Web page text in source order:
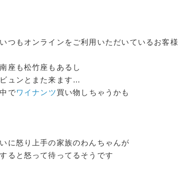
つもオンラインをご利用いただいているお客様
座も松竹座もあるし
ュンとまた来ます…
でワイナンツ買い物しちゃうかも
に怒り上手の家族のわんちゃんが
ると怒って待ってるそうです